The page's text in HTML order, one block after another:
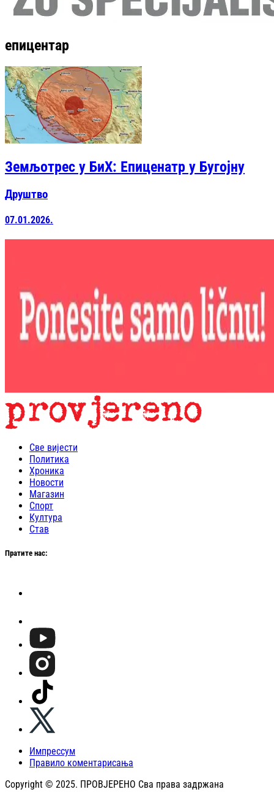
епицентар
Земљотрес у БиХ: Епиценатр у Бугојну
Друштво
07.01.2026.
Све вијести
Политика
Хроника
Новости
Магазин
Спорт
Култура
Став
Пратите нас:
Импрессум
Правило коментарисања
Copyright © 2025. ПРОВЈЕРЕНО Сва права задржана